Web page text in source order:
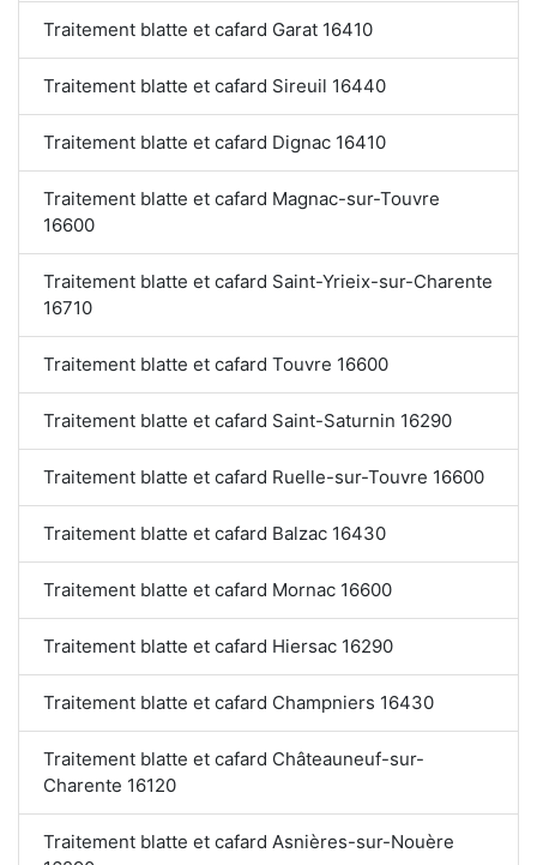
Traitement blatte et cafard Garat 16410
Traitement blatte et cafard Sireuil 16440
Traitement blatte et cafard Dignac 16410
Traitement blatte et cafard Magnac-sur-Touvre
16600
Traitement blatte et cafard Saint-Yrieix-sur-Charente
16710
Traitement blatte et cafard Touvre 16600
Traitement blatte et cafard Saint-Saturnin 16290
Traitement blatte et cafard Ruelle-sur-Touvre 16600
Traitement blatte et cafard Balzac 16430
Traitement blatte et cafard Mornac 16600
Traitement blatte et cafard Hiersac 16290
Traitement blatte et cafard Champniers 16430
Traitement blatte et cafard Châteauneuf-sur-
Charente 16120
Traitement blatte et cafard Asnières-sur-Nouère